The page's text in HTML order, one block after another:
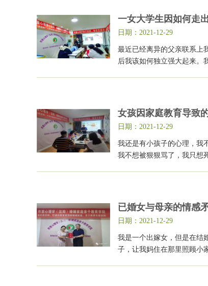
一女大学生因如何走
日期：2021-12-29
最近已经离异的父亲联系上
后我该如何独立强大起来。
女孩因家庭教育导致
日期：2021-12-29
我还是有小孩子的心理，我
我不想被狠狠骂了，我只想
已婚女与母亲的情感
日期：2021-12-29
我是一个出嫁女，但是在结
子，让我妈住在那里照顾小